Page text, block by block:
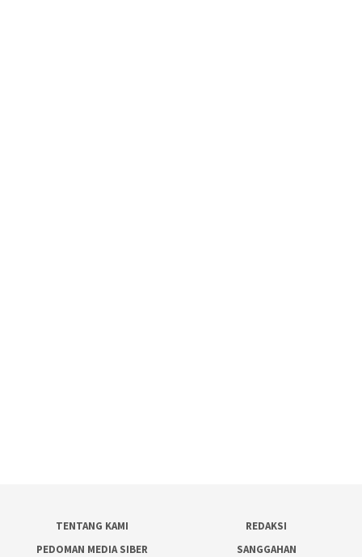
TENTANG KAMI
REDAKSI
PEDOMAN MEDIA SIBER
SANGGAHAN